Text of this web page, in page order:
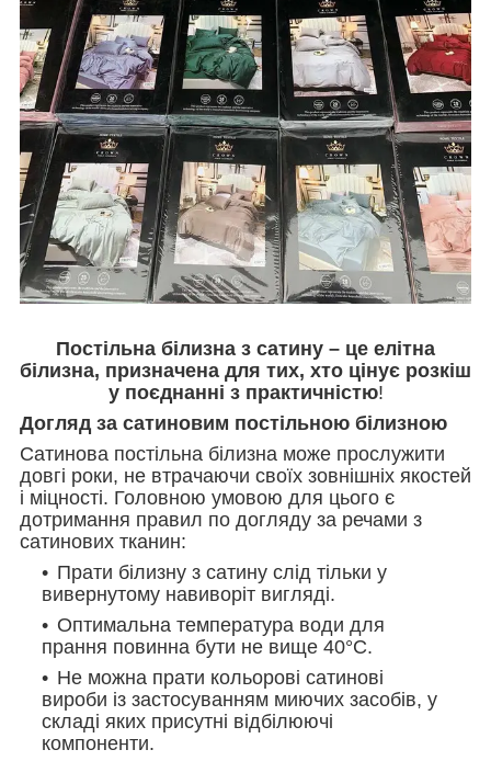
Постільна білизна з сатину – це елітна
білизна, призначена для тих, хто цінує розкіш
у поєднанні з практичністю!
Догляд за сатиновим постільною білизною
Сатинова постільна білизна може прослужити
довгі роки, не втрачаючи своїх зовнішніх якостей
і міцності. Головною умовою для цього є
дотримання правил по догляду за речами з
сатинових тканин:
Прати білизну з сатину слід тільки у
вивернутому навиворіт вигляді.
Оптимальна температура води для
прання повинна бути не вище 40°С.
Не можна прати кольорові сатинові
вироби із застосуванням миючих засобів, у
складі яких присутні відбілюючі
компоненти.